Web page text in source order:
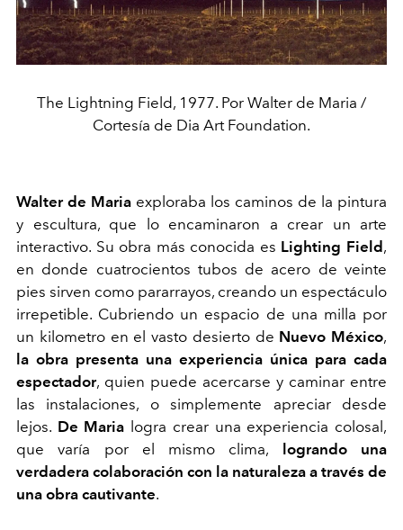
The Lightning Field, 1977. Por Walter de Maria /
Cortesía de Dia Art Foundation.
Walter de Maria exploraba los caminos de la pintura
y escultura, que lo encaminaron a crear un arte
interactivo. Su obra más conocida es Lighting Field,
en donde cuatrocientos tubos de acero de veinte
pies sirven como pararrayos, creando un espectáculo
irrepetible. Cubriendo un espacio de una milla por
un kilometro en el vasto desierto de Nuevo México,
la obra presenta una experiencia única para cada
espectador, quien puede acercarse y caminar entre
las instalaciones, o simplemente apreciar desde
lejos. De Maria logra crear una experiencia colosal,
que varía por el mismo clima, logrando una
verdadera colaboración con la naturaleza a través de
una obra cautivante.